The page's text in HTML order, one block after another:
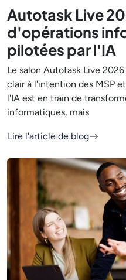
Autotask Live
d'opérations
pilotées par l'IA
Le salon Autotask Live
clair à l'intention des MSP
l'IA est en train de
informatiques, mais
Lire l'article de blog